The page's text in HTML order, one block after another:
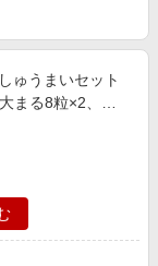
ゅうまいセット
まる8粒×2、海
【季節の贈り物